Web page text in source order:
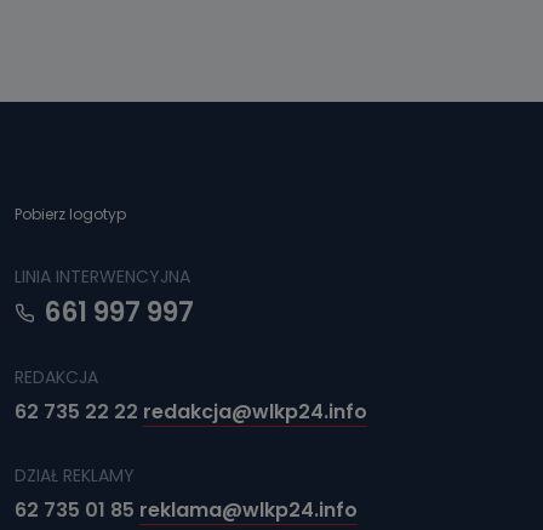
Pobierz logotyp
LINIA INTERWENCYJNA
661 997 997
REDAKCJA
62 735 22 22 redakcja@wlkp24.info
DZIAŁ REKLAMY
62 735 01 85 reklama@wlkp24.info